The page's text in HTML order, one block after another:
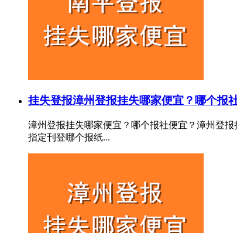
挂失登报漳州登报挂失哪家便宜？哪个报
漳州登报挂失哪家便宜？哪个报社便宜？漳州登
指定刊登哪个报纸...